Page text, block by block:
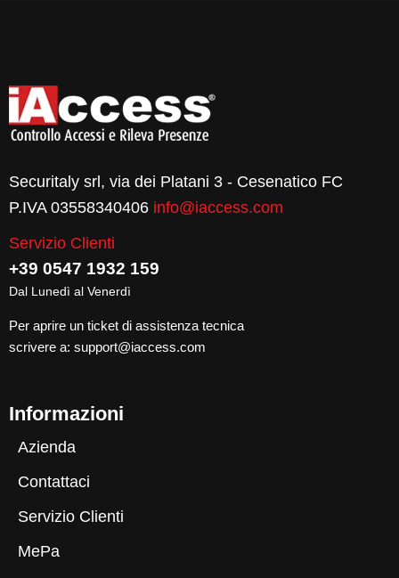
Securitaly srl, via dei Platani 3 - Cesenatico FC
P.IVA 03558340406 info@iaccess.com
Servizio Clienti
+39 0547 1932 159
Dal Lunedì al Venerdì
Per aprire un ticket di assistenza tecnica
scrivere a: support@iaccess.com
Informazioni
Azienda
Contattaci
Servizio Clienti
MePa